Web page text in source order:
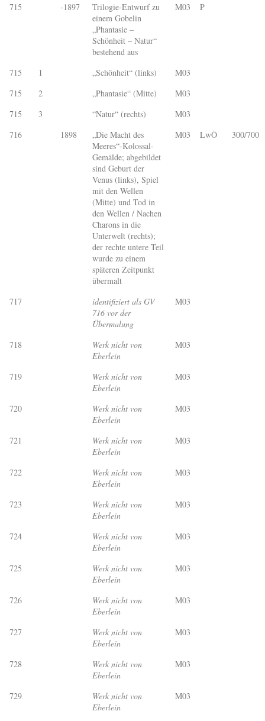
715 -1897
Trilogie-Entwurf zu
einem Gobelin
„Phantasie –
Schönheit – Natur“
bestehend aus
M03 P
715 1 „Schönheit“ (links)
M03
715
2 „Phantasie“ (Mitte)
M03
715
3 “Natur“ (rechts)
M03
716
1898
„Die Macht des
Meeres“-Kolossal-
Gemälde; abgebildet
sind Geburt der
Venus (links), Spiel
mit den Wellen
(Mitte) und Tod in
den Wellen / Nachen
Charons in die
Unterwelt (rechts);
der rechte untere Teil
wurde zu einem
späteren Zeitpunkt
übermalt
M03 LwÖ 300/700
717
identifiziert als GV
716 vor der
Übermalung
M03
718
Werk nicht von
Eberlein
M03
719
Werk nicht von
Eberlein
M03
720
Werk nicht von
Eberlein
M03
721
Werk nicht von
Eberlein
M03
722
Werk nicht von
Eberlein
M03
723
Werk nicht von
Eberlein
M03
724
Werk nicht von
Eberlein
M03
725
Werk nicht von
Eberlein
M03
726
Werk nicht von
Eberlein
M03
727
Werk nicht von
Eberlein
M03
728
Werk nicht von
Eberlein
M03
729
Werk nicht von
Eberlein
M03